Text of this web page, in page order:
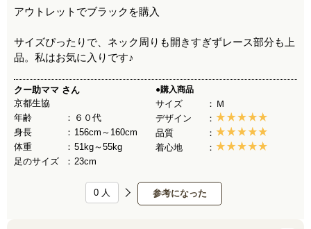
アウトレットでブラックを購入
サイズぴったりで、ネック周りも開きすぎずレース部分も上
品。私はお気に入りです♪
クー助ママ さん
京都生協
年齢
６０代
身長
156cm～160cm
体重
51kg～55kg
足のサイズ
23cm
●購入商品
サイズ
Ｍ
デザイン
品質
着心地
参考になった
0 人